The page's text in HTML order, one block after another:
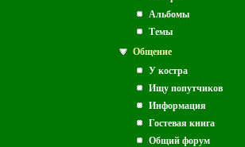
Альбомы
Темы
Общение
У костра
Ищу попутчиков
Информация
Гостевая книга
Общий форум